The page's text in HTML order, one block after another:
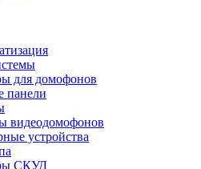
для домофонов
панели
видеодомофонов
устройства
СКУД